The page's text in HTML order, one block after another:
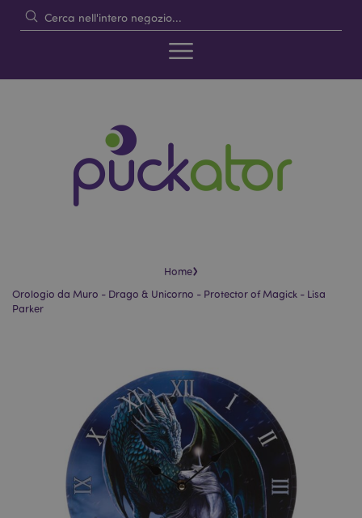
Home›
Orologio da Muro - Drago & Unicorno - Protector of Magick - Lisa
Parker